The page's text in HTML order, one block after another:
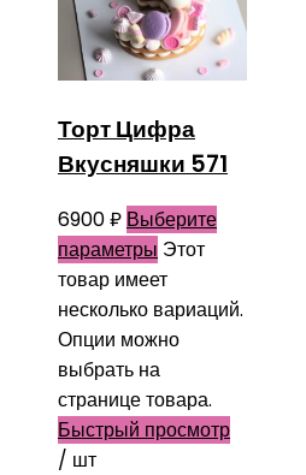
Торт Цифра
Вкусняшки 571
6900₽ Выберите
параметры Этот
товар имеет
несколько вариаций.
Опции можно
выбрать на
странице товара.
Быстрый просмотр
/ шт